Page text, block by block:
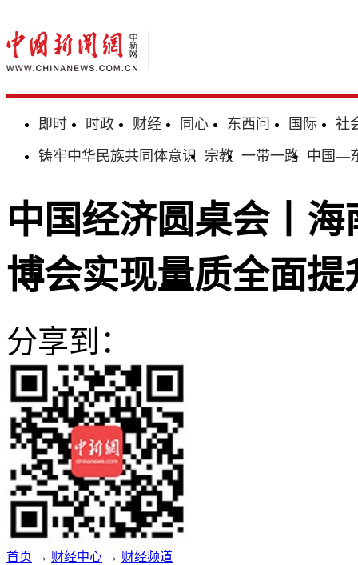
即时 时政 财经 同心 东西问 国际
社
铸牢中华民族共同体意识 宗教 一带一路 中国—
中国经济圆桌会丨
博会实现量质全面提
分享到：
首页 → 财经中心 → 财经频道